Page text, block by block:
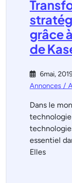
grâce
de
6mai,
Annonces /
Dans le
essentiel
Elles